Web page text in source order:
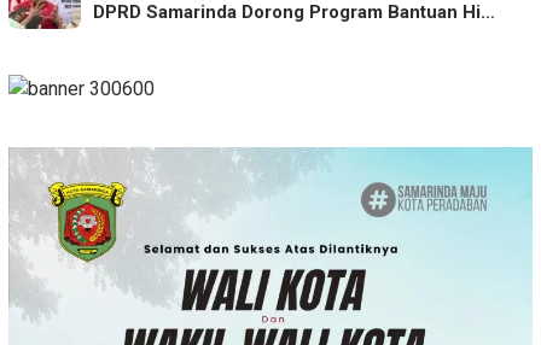
DPRD Samarinda Dorong Program Bantuan Hi…